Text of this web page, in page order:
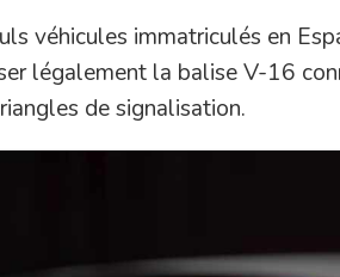
véhicules immatriculés en
légalement la balise V-16
de signalisation.